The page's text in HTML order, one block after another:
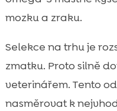
mozku a zraku.
Selekce na trhu je
zmatku. Proto silně
veterinářem. Tento
nasměrovat k